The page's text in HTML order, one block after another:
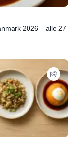
2026 – alle 27